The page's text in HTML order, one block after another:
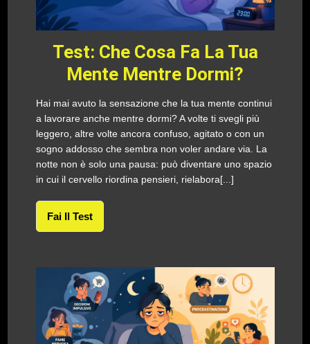
Test: Che Cosa Fa La Tua
Mente Mentre Dormi?
Hai mai avuto la sensazione che la tua mente continui
a lavorare anche mentre dormi? A volte ti svegli più
leggero, altre volte ancora confuso, agitato o con un
sogno addosso che sembra non voler andare via. La
notte non è solo una pausa: può diventare uno spazio
in cui il cervello riordina pensieri, rielabora[...]
Fai Il Test